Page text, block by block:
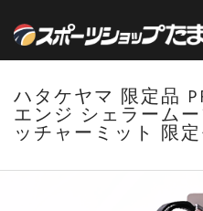
ハタケヤマ 限定品
エンジ シェラーム
ッチャーミット 限